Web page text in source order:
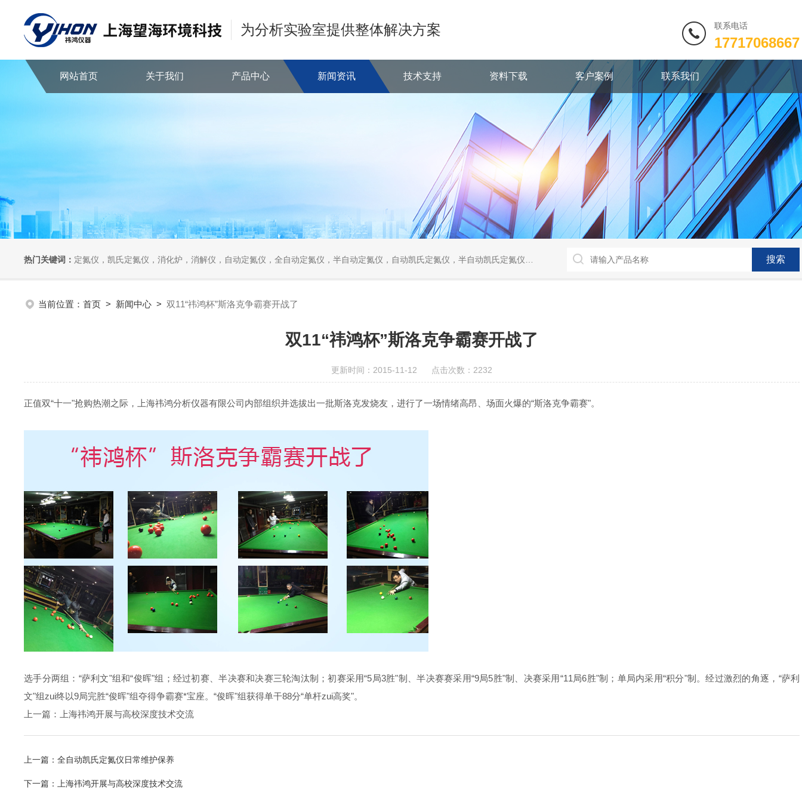
为分析实验室提供整体解决方案 联系电话
17717068667
网站首页 关于我们 产品中心 新闻资讯 技术支持 资料下载 客户案例 联系我们
热门关键词： 定氮仪，凯氏定氮仪，消化炉，消解仪，自动定氮仪，全自动定氮仪，半自动定氮仪，自动凯氏定氮仪，半自动凯氏定氮仪，全自动凯氏定氮仪
当前位置： 首页 > 新闻中心 > 双11“祎鸿杯”斯洛克争霸赛开战了
双11“祎鸿杯”斯洛克争霸赛开战了
更新时间：2015-11-12 点击次数：2232
正值双“十一"抢购热潮之际，上海祎鸿分析仪器有限公司内部组织并选拔出一批斯洛克发烧友，进行了一场情绪高昂、场面火爆的“斯洛克争霸赛"。
选手分两组：“萨利文"组和“俊晖"组；经过初赛、半决赛和决赛三轮淘汰制；初赛采用“5局3胜"制、半决赛赛采用“9局5胜"制、决赛采用“11 局6胜"制；单局内采用“积分"制。经过激烈的角逐，“萨利
文"组zui终以9局完胜“俊晖"组夺得争霸赛*宝座。“俊晖"组获得单干88分“单杆zui高奖"。
上一篇：上海祎鸿开展与高校深度技术交流
上一篇： 全自动凯氏定氮仪日常维护保养
下一篇： 上海祎鸿开展与高校深度技术交流